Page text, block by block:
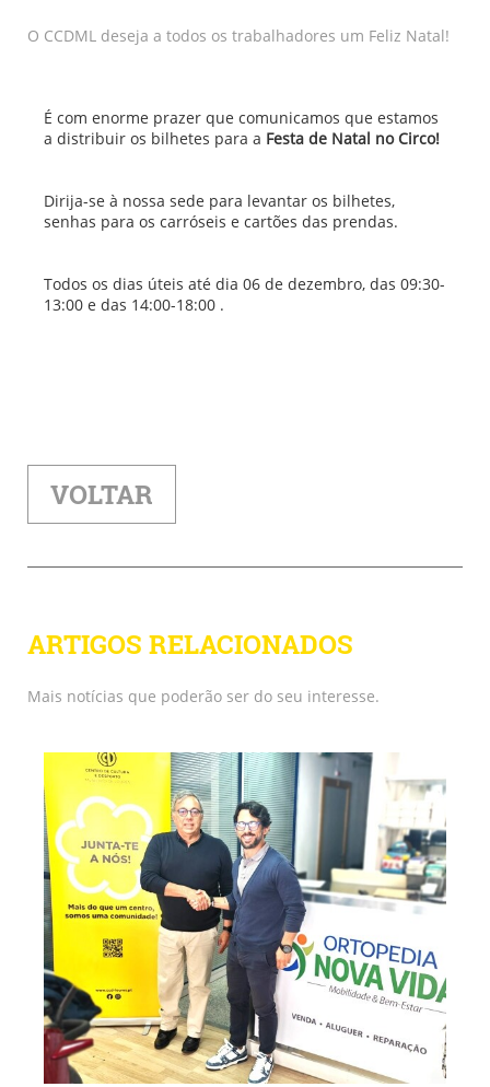
O CCDML deseja a todos os trabalhadores um Feliz Natal!
É com enorme prazer que comunicamos que estamos
a distribuir os bilhetes para a Festa de Natal no Circo!
Dirija-se à nossa sede para levantar os bilhetes,
senhas para os carróseis e cartões das prendas.
Todos os dias úteis até dia 06 de dezembro, das 09:30-
13:00 e das 14:00-18:00 .
VOLTAR
ARTIGOS RELACIONADOS
Mais notícias que poderão ser do seu interesse.